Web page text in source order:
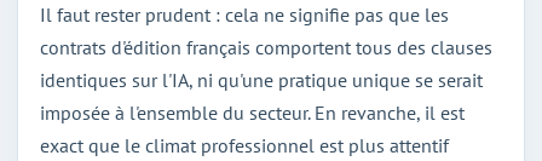
Il faut rester prudent : cela ne signifie pas que les
contrats d'édition français comportent tous des clauses
identiques sur l'IA, ni qu'une pratique unique se serait
imposée à l'ensemble du secteur. En revanche, il est
exact que le climat professionnel est plus attentif